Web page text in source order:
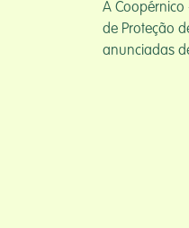
A Coopérnico
de Proteção
anunciadas